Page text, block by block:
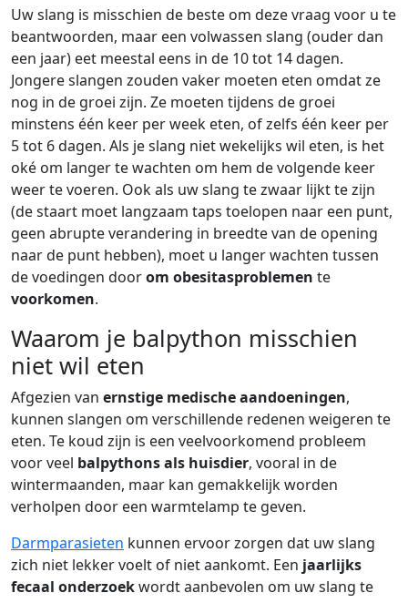
Uw slang is misschien de beste om deze vraag voor u te
beantwoorden, maar een volwassen slang (ouder dan
een jaar) eet meestal eens in de 10 tot 14 dagen.
Jongere slangen zouden vaker moeten eten omdat ze
nog in de groei zijn. Ze moeten tijdens de groei
minstens één keer per week eten, of zelfs één keer per
5 tot 6 dagen. Als je slang niet wekelijks wil eten, is het
oké om langer te wachten om hem de volgende keer
weer te voeren. Ook als uw slang te zwaar lijkt te zijn
(de staart moet langzaam taps toelopen naar een punt,
geen abrupte verandering in breedte van de opening
naar de punt hebben), moet u langer wachten tussen
de voedingen doorom obesitasproblemen te
voorkomen.
Waarom je balpython misschien
niet wil eten
Afgezien van ernstige medische aandoeningen,
kunnen slangen om verschillende redenen weigeren te
eten. Te koud zijn is een veelvoorkomend probleem
voor veel balpythons als huisdier, vooral in de
wintermaanden, maar kan gemakkelijk worden
verholpen door een warmtelamp te geven.
Darmparasieten kunnen ervoor zorgen dat uw slang
zich niet lekker voelt of niet aankomt. Een jaarlijks
fecaal onderzoekwordt aanbevolen om uw slang te